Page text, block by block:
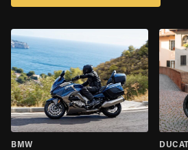
BMW DUCATI